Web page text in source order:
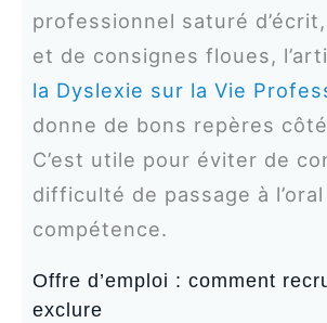
professionnel saturé
et de consignes floues,
la Dyslexie sur la Vie
donne de bons repères
C’est utile pour éviter de
difficulté de passage à
compétence.
Offre d’emploi : comment
exclure